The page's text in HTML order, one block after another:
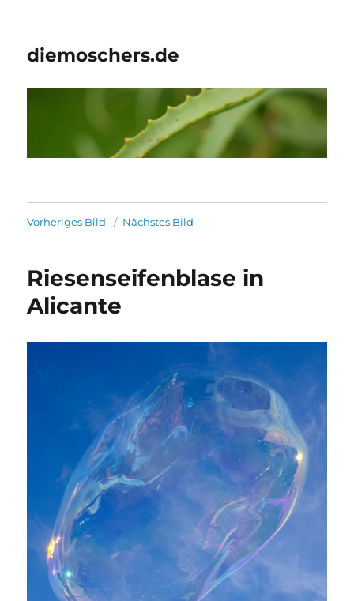
diemoschers.de
Vorheriges Bild Nächstes Bild
Riesenseifenblase in
Alicante